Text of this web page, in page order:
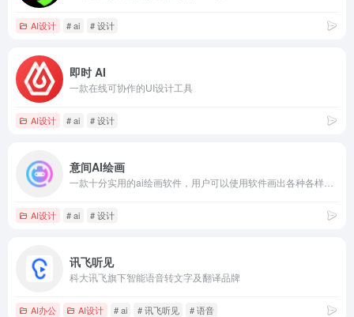
AI设计 # ai # 设计
即时 AI
一款在线可协作的UI设计工具
AI设计 # ai # 设计
意间AI绘画
AI设计 # ai # 设计
讯飞听见
科大讯飞旗下智能语音转文字及翻译品牌
AI办公 AI设计 # ai # 讯飞听见 # 语音